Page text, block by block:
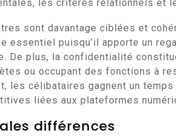
les critères relationnels et
sont davantage ciblées et
essentiel puisqu’il apporte un
De plus, la confidentialité
ou occupant des fonctions à
les célibataires gagnent un
liées aux plateformes
différences